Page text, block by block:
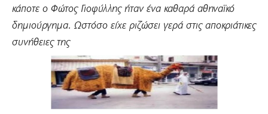
κάποτε ο Φώτος Γιοφύλλης ήταν ένα καθαρά αθηναϊκό
δημιούργημα. Ωστόσο είχε ριζώσει γερά στις αποκριάτικες
συνήθειες της